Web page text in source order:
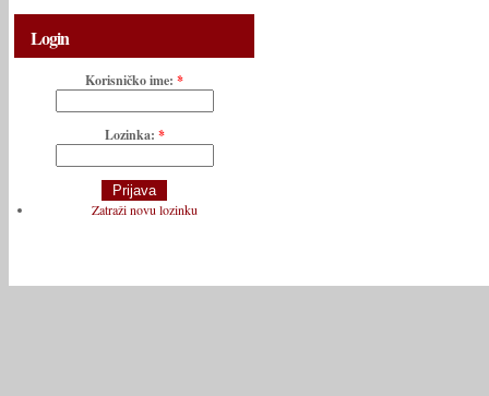
Login
Korisničko ime: *
Lozinka: *
Zatraži novu lozinku